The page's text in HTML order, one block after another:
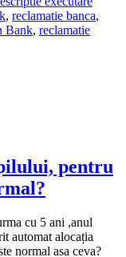
, reclamatie banca,
Bank, reclamatie
pentru
cu 5 ani ,anul
automat alocația
normal asa ceva?